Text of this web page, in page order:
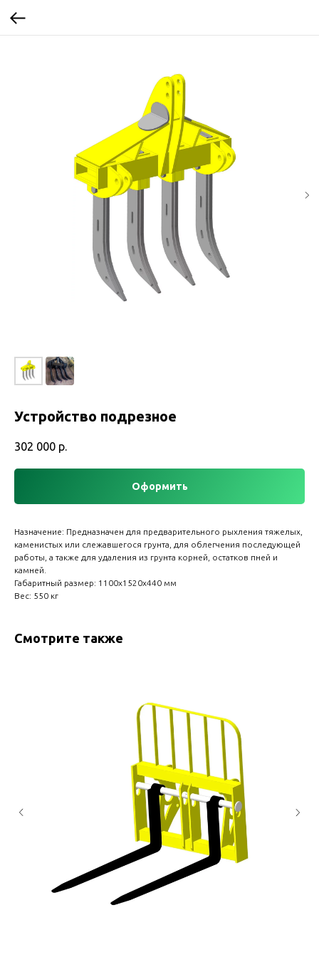
Устройство подрезное
302 000 р.
Оформить
Назначение: Предназначен для предварительного рыхления тяжелых,
каменистых или слежавшегося грунта, для облегчения последующей
работы, а также для удаления из грунта корней, остатков пней и
камней.
Габаритный размер: 1100х1520х440 мм
Вес: 550 кг
Смотрите также